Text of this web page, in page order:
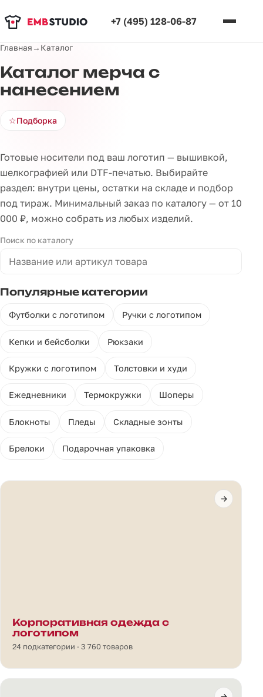
+7 (495) 128-06-87
Главная→ Каталог
Каталог мерча с
нанесением
☆Подборка
Готовые носители под ваш логотип — вышивкой,
шелкографией или DTF-печатью. Выбирайте
раздел: внутри цены, остатки на складе и подбор
под тираж. Минимальный заказ по каталогу — от 10
000 ₽, можно собрать из любых изделий.
Поиск по каталогу
Популярные категории
Футболки с логотипом Ручки с логотипом
Кепки и бейсболки Рюкзаки
Кружки с логотипом Толстовки и худи
Ежедневники Термокружки Шоперы
Блокноты Пледы Складные зонты
Брелоки Подарочная упаковка
Корпоративная одежда с
логотипом
24 подкатегории · 3 760 товаров